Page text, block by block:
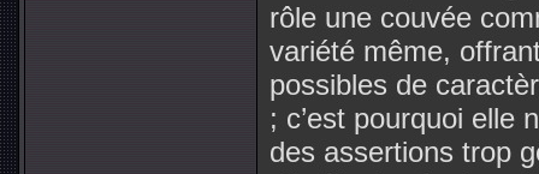
rôle une couvée
variété même,
possibles de
; c’est pourquoi elle
des assertions trop